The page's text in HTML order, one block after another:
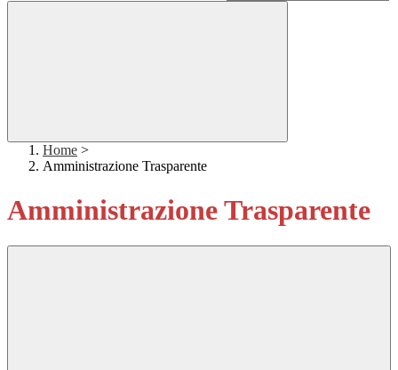
Home >
Amministrazione Trasparente
Amministrazione Trasparente